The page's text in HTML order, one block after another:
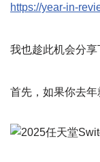
https://year-in-
我也趁此机会分享
首先，如果你去年